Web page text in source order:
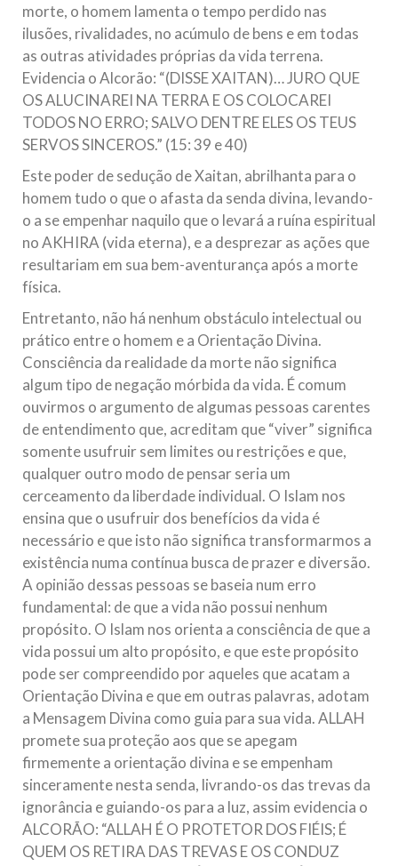
morte, o homem lamenta o tempo perdido nas
ilusões, rivalidades, no acúmulo de bens e em todas
as outras atividades próprias da vida terrena.
Evidencia o Alcorão: “(DISSE XAITAN)… JURO QUE
OS ALUCINAREI NA TERRA E OS COLOCAREI
TODOS NO ERRO; SALVO DENTRE ELES OS TEUS
SERVOS SINCEROS.” (15: 39 e 40)
Este poder de sedução de Xaitan, abrilhanta para o
homem tudo o que o afasta da senda divina, levando-
o a se empenhar naquilo que o levará a ruína espiritual
no AKHIRA (vida eterna), e a desprezar as ações que
resultariam em sua bem-aventurança após a morte
física.
Entretanto, não há nenhum obstáculo intelectual ou
prático entre o homem e a Orientação Divina.
Consciência da realidade da morte não significa
algum tipo de negação mórbida da vida. É comum
ouvirmos o argumento de algumas pessoas carentes
de entendimento que, acreditam que “viver” significa
somente usufruir sem limites ou restrições e que,
qualquer outro modo de pensar seria um
cerceamento da liberdade individual. O Islam nos
ensina que o usufruir dos benefícios da vida é
necessário e que isto não significa transformarmos a
existência numa contínua busca de prazer e diversão.
A opinião dessas pessoas se baseia num erro
fundamental: de que a vida não possui nenhum
propósito. O Islam nos orienta a consciência de que a
vida possui um alto propósito, e que este propósito
pode ser compreendido por aqueles que acatam a
Orientação Divina e que em outras palavras, adotam
a Mensagem Divina como guia para sua vida. ALLAH
promete sua proteção aos que se apegam
firmemente a orientação divina e se empenham
sinceramente nesta senda, livrando-os das trevas da
ignorância e guiando-os para a luz, assim evidencia o
ALCORÃO: “ALLAH É O PROTETOR DOS FIÉIS; É
QUEM OS RETIRA DAS TREVAS E OS CONDUZ